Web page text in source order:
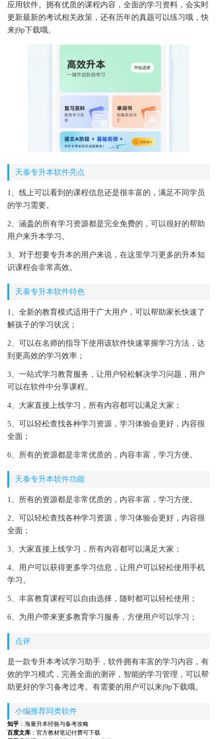
应用软件。拥有优质的课程内容，全面的学习资料，会实时
更新最新的考试相关政策，还有历年的真题可以练习哦，快
来j9p下载哦。
天泰专升本软件亮点
1、线上可以看到的课程信息还是很丰富的，满足不同学员
的学习需要。
2、涵盖的所有学习资源都是完全免费的，可以很好的帮助
用户来升本学习。
3、对于想要专升本的用户来说，在这里学习更多的升本知
识课程会非常高效。
天泰专升本软件特色
1、全新的教育模式适用于广大用户，可以帮助家长快速了
解孩子的学习状况；
2、可以在名师的指导下使用该软件快速掌握学习方法，达
到更高效的学习效率；
3、一站式学习教育服务，让用户轻松解决学习问题，用户
可以在软件中分享课程。
4、大家直接上线学习，所有内容都可以满足大家；
5、可以轻松查找各种学习资源，学习体验会更好，内容很
全面；
6、所有的资源都是非常优质的，内容丰富，学习方便。
天泰专升本软件功能
1、所有的资源都是非常优质的，内容丰富，学习方便。
2、可以轻松查找各种学习资源，学习体验会更好，内容很
全面；
3、大家直接上线学习，所有内容都可以满足大家；
4、用户可以获得更多学习信息，让用户可以轻松使用手机
学习。
5、丰富教育课程可以自由选择，随时都可以轻松使用；
6、为用户带来更多教育学习服务，方便用户可以学习；
点评
是一款专升本考试学习助手，软件拥有丰富的学习内容，有
效的学习模式，完善全面的测评，智能的学习管理，可以帮
助更好的学习备考过考。有需要的用户可以来j9p下载哦。
小编推荐同类软件
知乎 ：海量升本经验与备考攻略
百度文库 ：官方教材笔记付费可下载